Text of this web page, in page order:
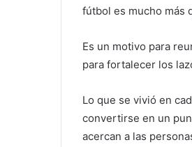
fútbol es mucho más
Es un motivo para
para fortalecer los
Lo que se vivió en
convertirse en un
acercan a las